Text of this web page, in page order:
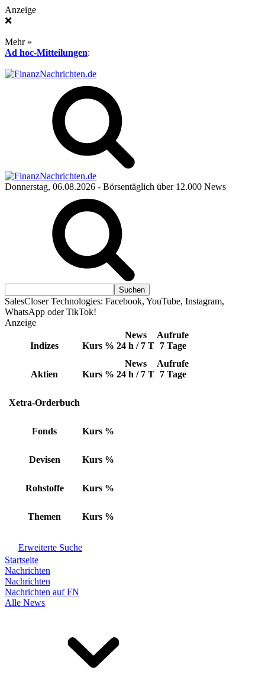
Anzeige
❌
Mehr »
Ad hoc-Mitteilungen:
Donnerstag, 06.08.2026 - Börsentäglich über 12.000 News
SalesCloser Technologies: Facebook, YouTube, Instagram,
WhatsApp oder TikTok!
Anzeige
Indizes Kurs %
News
24 h / 7 T
Aufrufe
7 Tage
Aktien Kurs %
News
24 h / 7 T
Aufrufe
7 Tage
Xetra-Orderbuch
Fonds Kurs %
Devisen Kurs %
Rohstoffe Kurs %
Themen Kurs %
Erweiterte Suche
Startseite
Nachrichten
Nachrichten
Nachrichten auf FN
Alle News